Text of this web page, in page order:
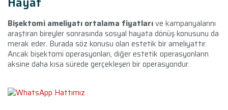
Bişektomi ameliyatı ortalama fiyatlarıve kampanyalarını
araştıran bireyler sonrasında sosyal hayata dönüş konusunu da
merak eder. Burada söz konusu olan estetik bir ameliyattır.
Ancak bişektomi operasyonları, diğer estetik operasyonların
aksine daha kısa sürede gerçekleşen bir operasyondur.